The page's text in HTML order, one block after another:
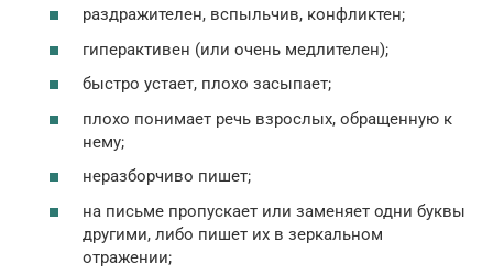
раздражителен, вспыльчив, конфликтен;
гиперактивен (или очень медлителен);
быстро устает, плохо засыпает;
плохо понимает речь взрослых, обращенную к
нему;
неразборчиво пишет;
на письме пропускает или заменяет одни буквы
другими, либо пишет их в зеркальном
отражении;